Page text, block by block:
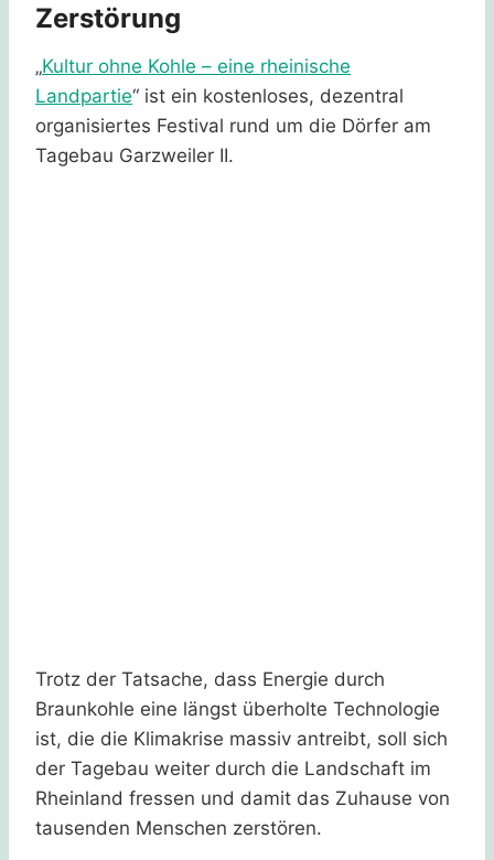
Zerstörung
„Kultur ohne Kohle – eine rheinische
Landpartie“ ist ein kostenloses, dezentral
organisiertes Festival rund um die Dörfer am
Tagebau Garzweiler II.
Trotz der Tatsache, dass Energie durch
Braunkohle eine längst überholte Technologie
ist, die die Klimakrise massiv antreibt, soll sich
der Tagebau weiter durch die Landschaft im
Rheinland fressen und damit das Zuhause von
tausenden Menschen zerstören.